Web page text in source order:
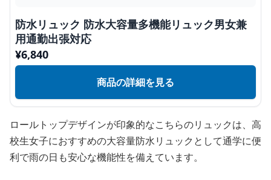
防水リュック 防水大容量多機能リュック男女兼
用通勤出張対応
¥6,840
商品の詳細を見る
ロールトップデザインが印象的なこちらのリュックは、高
校生女子におすすめの大容量防水リュックとして通学に便
利で雨の日も安心な機能性を備えています。